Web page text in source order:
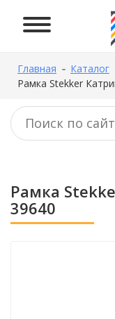
Главная Каталог
Рамка Stekker
Рамка
39640